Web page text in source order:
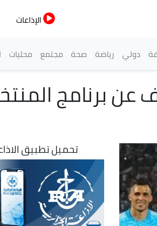
الإذاعات
دولي رياضة صحة مجتمع محليات
الكشف عن برنامج
تحميل تطبيق